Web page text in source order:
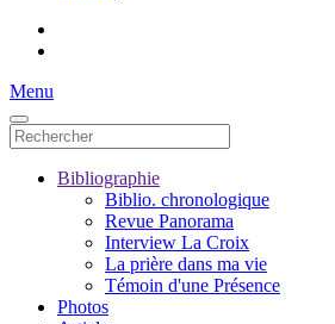
Menu
Bibliographie
Biblio. chronologique
Revue Panorama
Interview La Croix
La prière dans ma vie
Témoin d'une Présence
Photos